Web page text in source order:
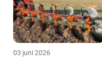
03 juni 2026